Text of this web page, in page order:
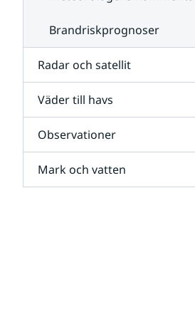
Brandriskprognoser
Radar och satellit
Väder till havs
Observationer
Mark och vatten